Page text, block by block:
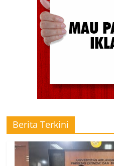
Berita Terkini